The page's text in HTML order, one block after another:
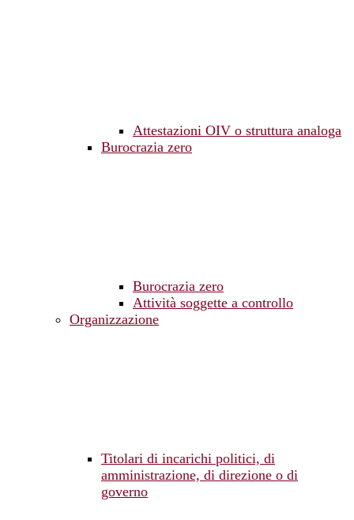
Attestazioni OIV o struttura analoga
Burocrazia zero
Burocrazia zero
Attività soggette a controllo
Organizzazione
Titolari di incarichi politici, di
amministrazione, di direzione o di
governo